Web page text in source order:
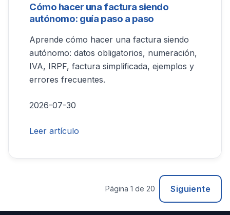
Cómo hacer una factura siendo
autónomo: guía paso a paso
Aprende cómo hacer una factura siendo
autónomo: datos obligatorios, numeración,
IVA, IRPF, factura simplificada, ejemplos y
errores frecuentes.
2026-07-30
Leer artículo
Página 1 de 20 Siguiente